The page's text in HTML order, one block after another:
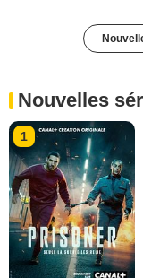
Nouvelles
1